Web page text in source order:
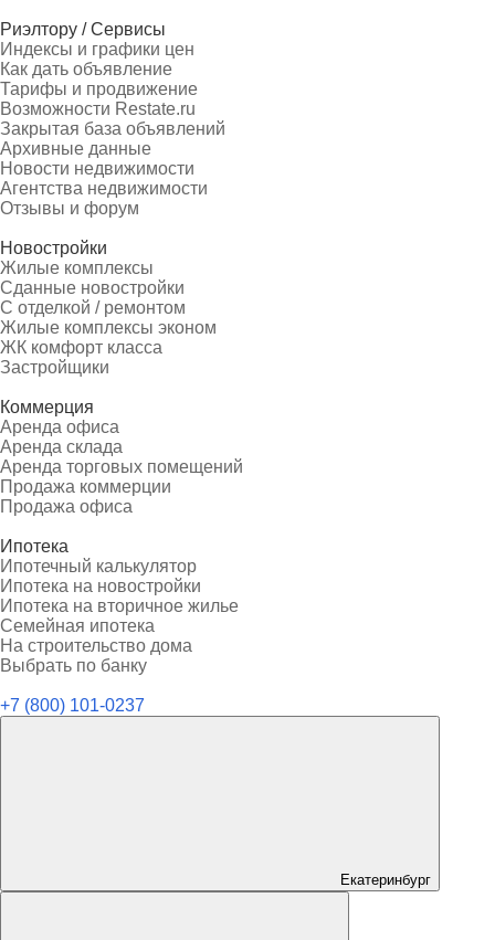
Риэлтору / Сервисы
Индексы и графики цен
Как дать объявление
Тарифы и продвижение
Возможности Restate.ru
Закрытая база объявлений
Архивные данные
Новости недвижимости
Агентства недвижимости
Отзывы и форум
Новостройки
Жилые комплексы
Сданные новостройки
С отделкой / ремонтом
Жилые комплексы эконом
ЖК комфорт класса
Застройщики
Коммерция
Аренда офиса
Аренда склада
Аренда торговых помещений
Продажа коммерции
Продажа офиса
Ипотека
Ипотечный калькулятор
Ипотека на новостройки
Ипотека на вторичное жилье
Семейная ипотека
На строительство дома
Выбрать по банку
+7 (800) 101-0237
Екатеринбург